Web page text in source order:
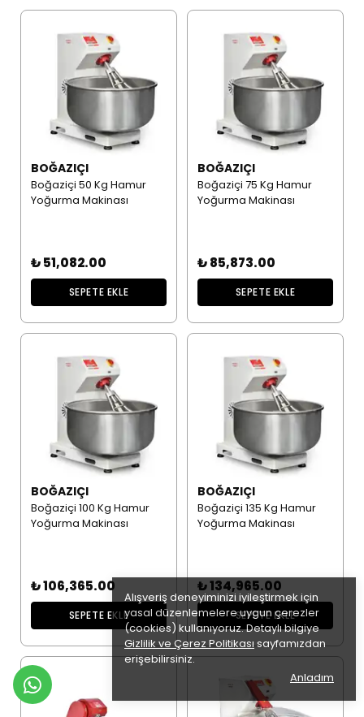
Alışveriş deneyiminizi iyileştirmek için
yasal düzenlemelere uygun çerezler
(cookies) kullanıyoruz. Detaylı bilgiye
Gizlilik ve Çerez Politikasısayfamızdan
erişebilirsiniz.
Anladım
BOĞAZIÇI
Boğaziçi 50 Kg Hamur
Yoğurma Makinası
₺ 51,082.00
SEPETE EKLE
BOĞAZIÇI
Boğaziçi 75 Kg Hamur
Yoğurma Makinası
₺ 85,873.00
SEPETE EKLE
BOĞAZIÇI
Boğaziçi 100 Kg Hamur
Yoğurma Makinası
₺ 106,365.00
SEPETE EKLE
BOĞAZIÇI
Boğaziçi 135 Kg Hamur
Yoğurma Makinası
₺ 134,965.00
SEPETE EKLE